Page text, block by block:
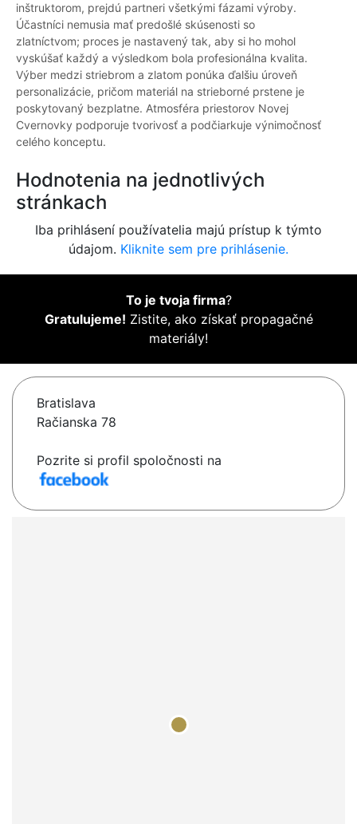
inštruktorom, prejdú partneri všetkými fázami výroby.
Účastníci nemusia mať predošlé skúsenosti so
zlatníctvom; proces je nastavený tak, aby si ho mohol
vyskúšať každý a výsledkom bola profesionálna kvalita.
Výber medzi striebrom a zlatom ponúka ďalšiu úroveň
personalizácie, pričom materiál na strieborné prstene je
poskytovaný bezplatne. Atmosféra priestorov Novej
Cvernovky podporuje tvorivosť a podčiarkuje výnimočnosť
celého konceptu.
Hodnotenia na jednotlivých
stránkach
Iba prihlásení používatelia majú prístup k týmto
údajom. Kliknite sem pre prihlásenie.
To je tvoja firma?
Gratulujeme! Zistite, ako získať propagačné
materiály!
Bratislava
Račianska 78
Pozrite si profil spoločnosti na